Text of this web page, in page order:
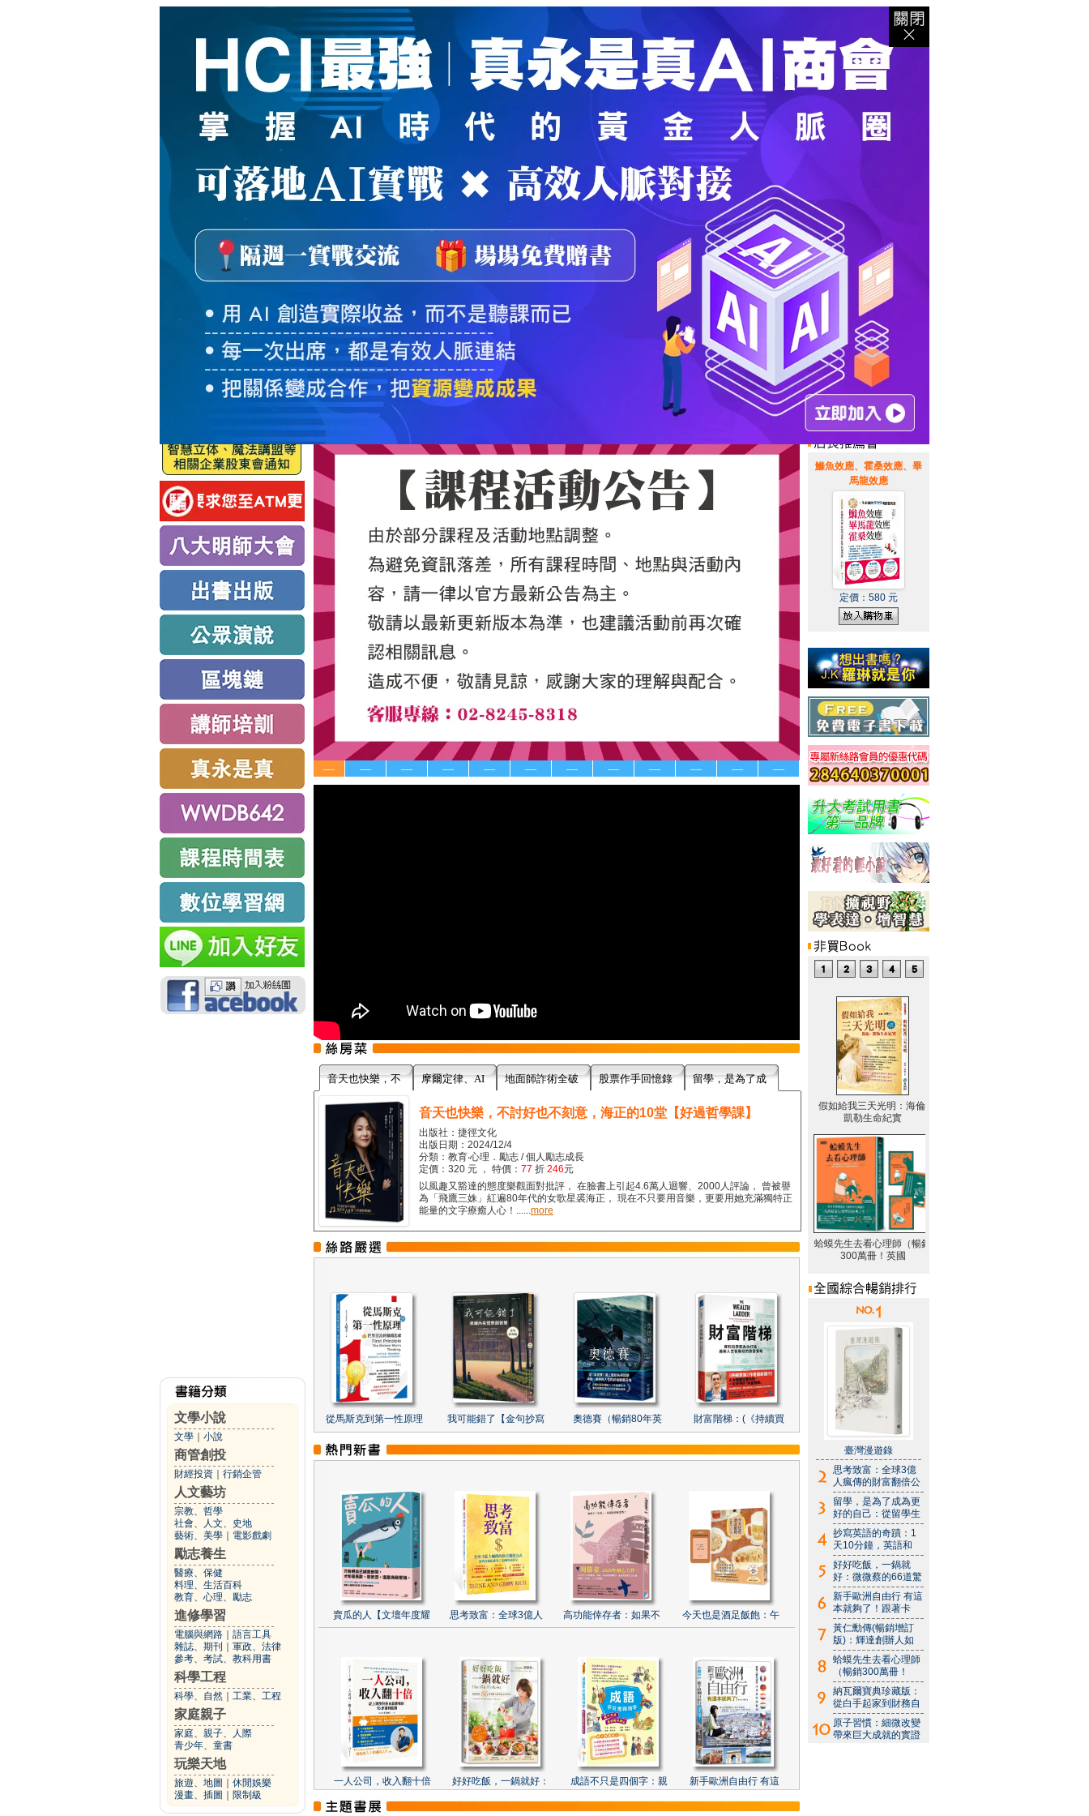
登入｜註冊｜會員中心 結帳
魔法弟子｜自資出版｜電子書 ｜客服中心｜ 智慧型立体會員
國際級品牌課程|優惠通知|霹靂英雄音樂精選|
文學小說
文學 小說
商管創投
財經投資 行銷企管
人文藝坊
宗教、哲學
社會、人文、史地
藝術、美學
電影戲劇
勵志養生
醫療、保健
料理、生活百科
教育、心理、勵志
進修學習
電腦與網路
語言工具
雜誌、期刊
軍政、法律
參考、考試、教科用書
科學工程
科學、自然 工業、工程
家庭親子
家庭、親子、人際
青少年、童書
玩樂天地
旅遊、地圖
休閒娛樂
漫畫、插圖
限制級
— — — — — — — — — — — —
音天也快樂，不 摩爾定律、AI 地面師詐術全破 股票作手回憶錄 留學，是為了成
音天也快樂，不討好也不刻意，海正的10堂【好過哲學課】
出版社：捷徑文化
出版日期：2024/12/4
分類：教育‧心理．勵志 / 個人勵志成長
定價：320 元 ， 特價： 77 折 246元
以風趣又豁達的態度樂觀面對批評， 在臉書上引起4.6萬人迴響、2000人評論， 曾被譽
為「飛鷹三姝」紅遍80年代的女歌星裘海正， 現在不只要用音樂，更要用她充滿獨特正
能量的文字療癒人心！......more
從馬斯克到第一性原理 我可能錯了【金句抄寫 奧德賽（暢銷80年英 財富階梯：(《持續買
賣瓜的人【文壇年度耀 思考致富：全球3億人 高功能倖存者：如果不 今天也是酒足飯飽：午
一人公司，收入翻十倍 好好吃飯，一鍋就好： 成語不只是四個字：親 新手歐洲自由行 有這
鰷魚效應、霍桑效應、畢
馬龍效應
定價： 580 元
臺灣漫遊錄
思考致富：全球3億
人瘋傳的財富翻倍公
留學，是為了成為更
好的自己：從留學生
抄寫英語的奇蹟：1
天10分鐘，英語和
好好吃飯，一鍋就
好：微微蔡的66道驚
新手歐洲自由行 有這
本就夠了！跟著卡
黃仁勳傳(暢銷增訂
版)：輝達創辦人如
蛤蟆先生去看心理師
（暢銷300萬冊！
納瓦爾寶典珍藏版：
從白手起家到財務自
原子習慣：細微改變
帶來巨大成就的實證